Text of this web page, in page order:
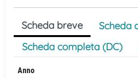
Scheda breve
Scheda
Scheda completa (DC)
Anno